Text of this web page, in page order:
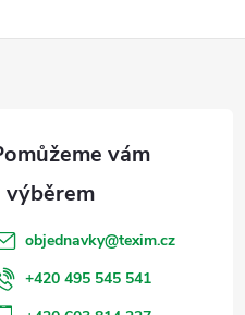
objednavky@texim.cz
+420 495 545 541